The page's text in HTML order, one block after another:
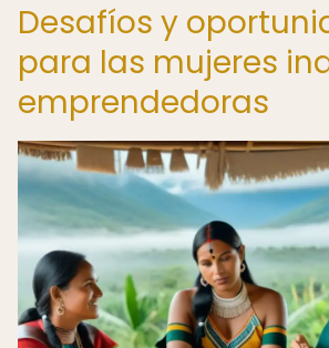
Desafíos y
para las mujeres
emprendedoras